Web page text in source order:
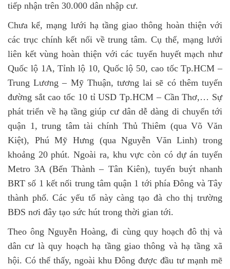
tiếp nhận trên 30.000 dân nhập cư.
Chưa kể, mạng lưới hạ tầng giao thông hoàn thiện với
các trục chính kết nối về trung tâm. Cụ thể, mạng lưới
liên kết vùng hoàn thiện với các tuyến huyết mạch như
Quốc lộ 1A, Tỉnh lộ 10, Quốc lộ 50, cao tốc Tp.HCM –
Trung Lương – Mỹ Thuận, tương lai sẽ có thêm tuyến
đường sắt cao tốc 10 tỉ USD Tp.HCM – Cần Thơ,… Sự
phát triển về hạ tầng giúp cư dân dễ dàng di chuyển tới
quận 1, trung tâm tài chính Thủ Thiêm (qua Võ Văn
Kiệt), Phú Mỹ Hưng (qua Nguyễn Văn Linh) trong
khoảng 20 phút. Ngoài ra, khu vực còn có dự án tuyến
Metro 3A (Bến Thành – Tân Kiên), tuyến buýt nhanh
BRT số 1 kết nối trung tâm quận 1 tới phía Đông và Tây
thành phố. Các yếu tố này càng tạo đà cho thị trường
BĐS nơi đây tạo sức hút trong thời gian tới.
Theo ông Nguyễn Hoàng, đi cùng quy hoạch đô thị và
dân cư là quy hoạch hạ tầng giao thông và hạ tầng xã
hội. Có thể thấy, ngoài khu Đông được đầu tư mạnh mẽ